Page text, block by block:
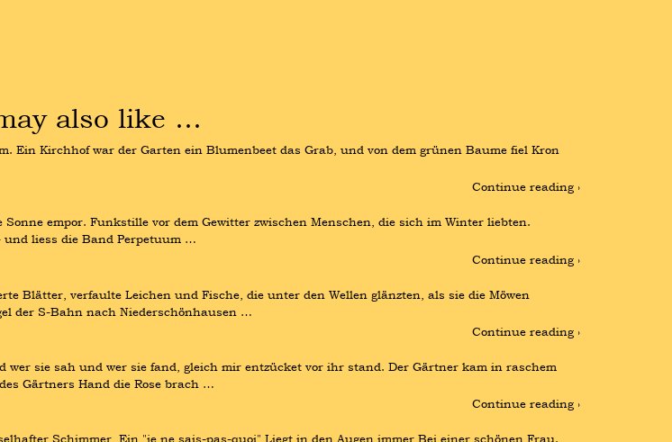
also like …
Ein Kirchhof war der Garten ein Blumenbeet das Grab, und von dem grünen Baume fiel Kron
Continue reading ›
empor. Funkstille vor dem Gewitter zwischen Menschen, die sich im Winter liebten.
liess die Band Perpetuum …
Continue reading ›
Blätter, verfaulte Leichen und Fische, die unter den Wellen glänzten, als sie die Möwen
der S-Bahn nach Niederschönhausen …
Continue reading ›
sie sah und wer sie fand, gleich mir entzücket vor ihr stand. Der Gärtner kam in raschem
Gärtners Hand die Rose brach …
Continue reading ›
Schimmer, Ein "je ne sais-pas-quoi" Liegt in den Augen immer Bei einer schönen Frau.